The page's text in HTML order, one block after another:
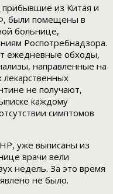
из Китая и
были помещены в
больнице,
Роспотребнадзора.
ежедневные обходы,
направленные на
лекарственных
не получают,
каждому
симптомов
уже выписаны из
врачи вели
недель. За это время
не было.